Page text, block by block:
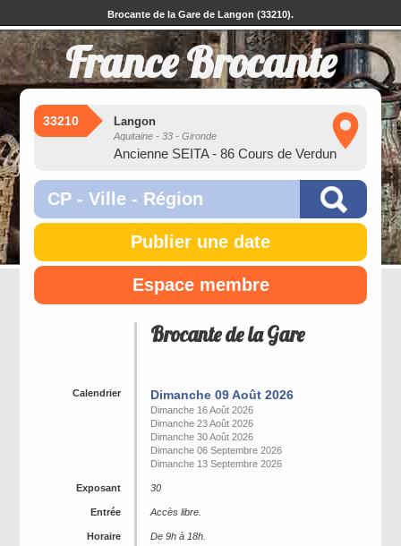
Brocante de la Gare de Langon (33210).
France Brocante
33210 Langon
Aquitaine - 33 - Gironde
Ancienne SEITA - 86 Cours de Verdun
Publier une date
Espace membre
Brocante de la Gare
Calendrier Dimanche 09 Août 2026
Dimanche 16 Août 2026
Dimanche 23 Août 2026
Dimanche 30 Août 2026
Dimanche 06 Septembre 2026
Dimanche 13 Septembre 2026
Exposant 30
Entrée Accès libre.
Horaire De 9h à 18h.